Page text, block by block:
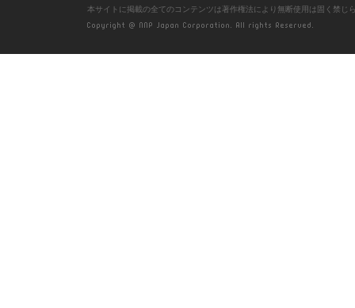
本サイトに掲載の全てのコンテンツは著作権法により無断使用は固く禁じ